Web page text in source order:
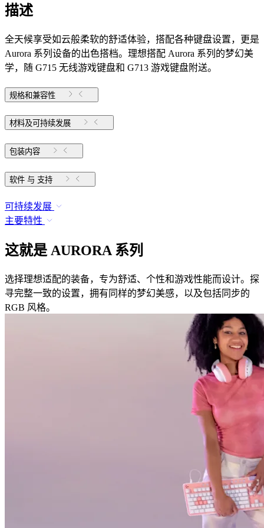
描述
全天候享受如云般柔软的舒适体验，搭配各种键盘设置，更是
Aurora 系列设备的出色搭档。理想搭配 Aurora 系列的梦幻美
学，随 G715 无线游戏键盘和 G713 游戏键盘附送。
规格和兼容性
材料及可持续发展
包装内容
软件 与 支持
可持续发展
主要特性
这就是 AURORA 系列
选择理想适配的装备，专为舒适、个性和游戏性能而设计。探
寻完整一致的设置，拥有同样的梦幻美感，以及包括同步的
RGB 风格。